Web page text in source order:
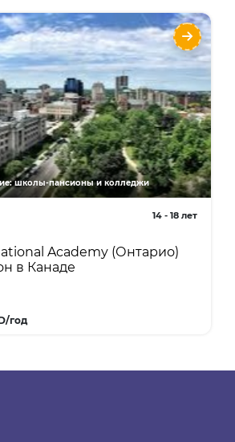
школы-пансионы и колледжи
14 - 18 лет
Academy (Онтарио)
в Канаде
год
Academy (Онтарио)
школа-пансион в Канаде
Курсы
Языки
High School Diploma